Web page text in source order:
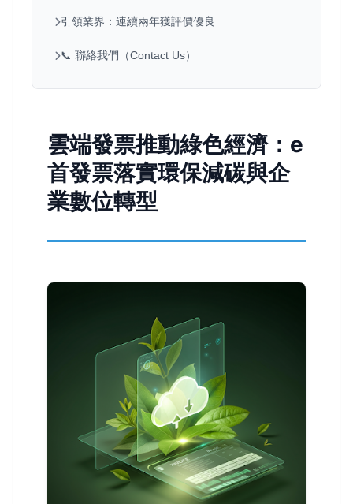
引領業界：連續兩年獲評價優良
📞 聯絡我們（Contact Us）
雲端發票推動綠色經濟：e
首發票落實環保減碳與企
業數位轉型